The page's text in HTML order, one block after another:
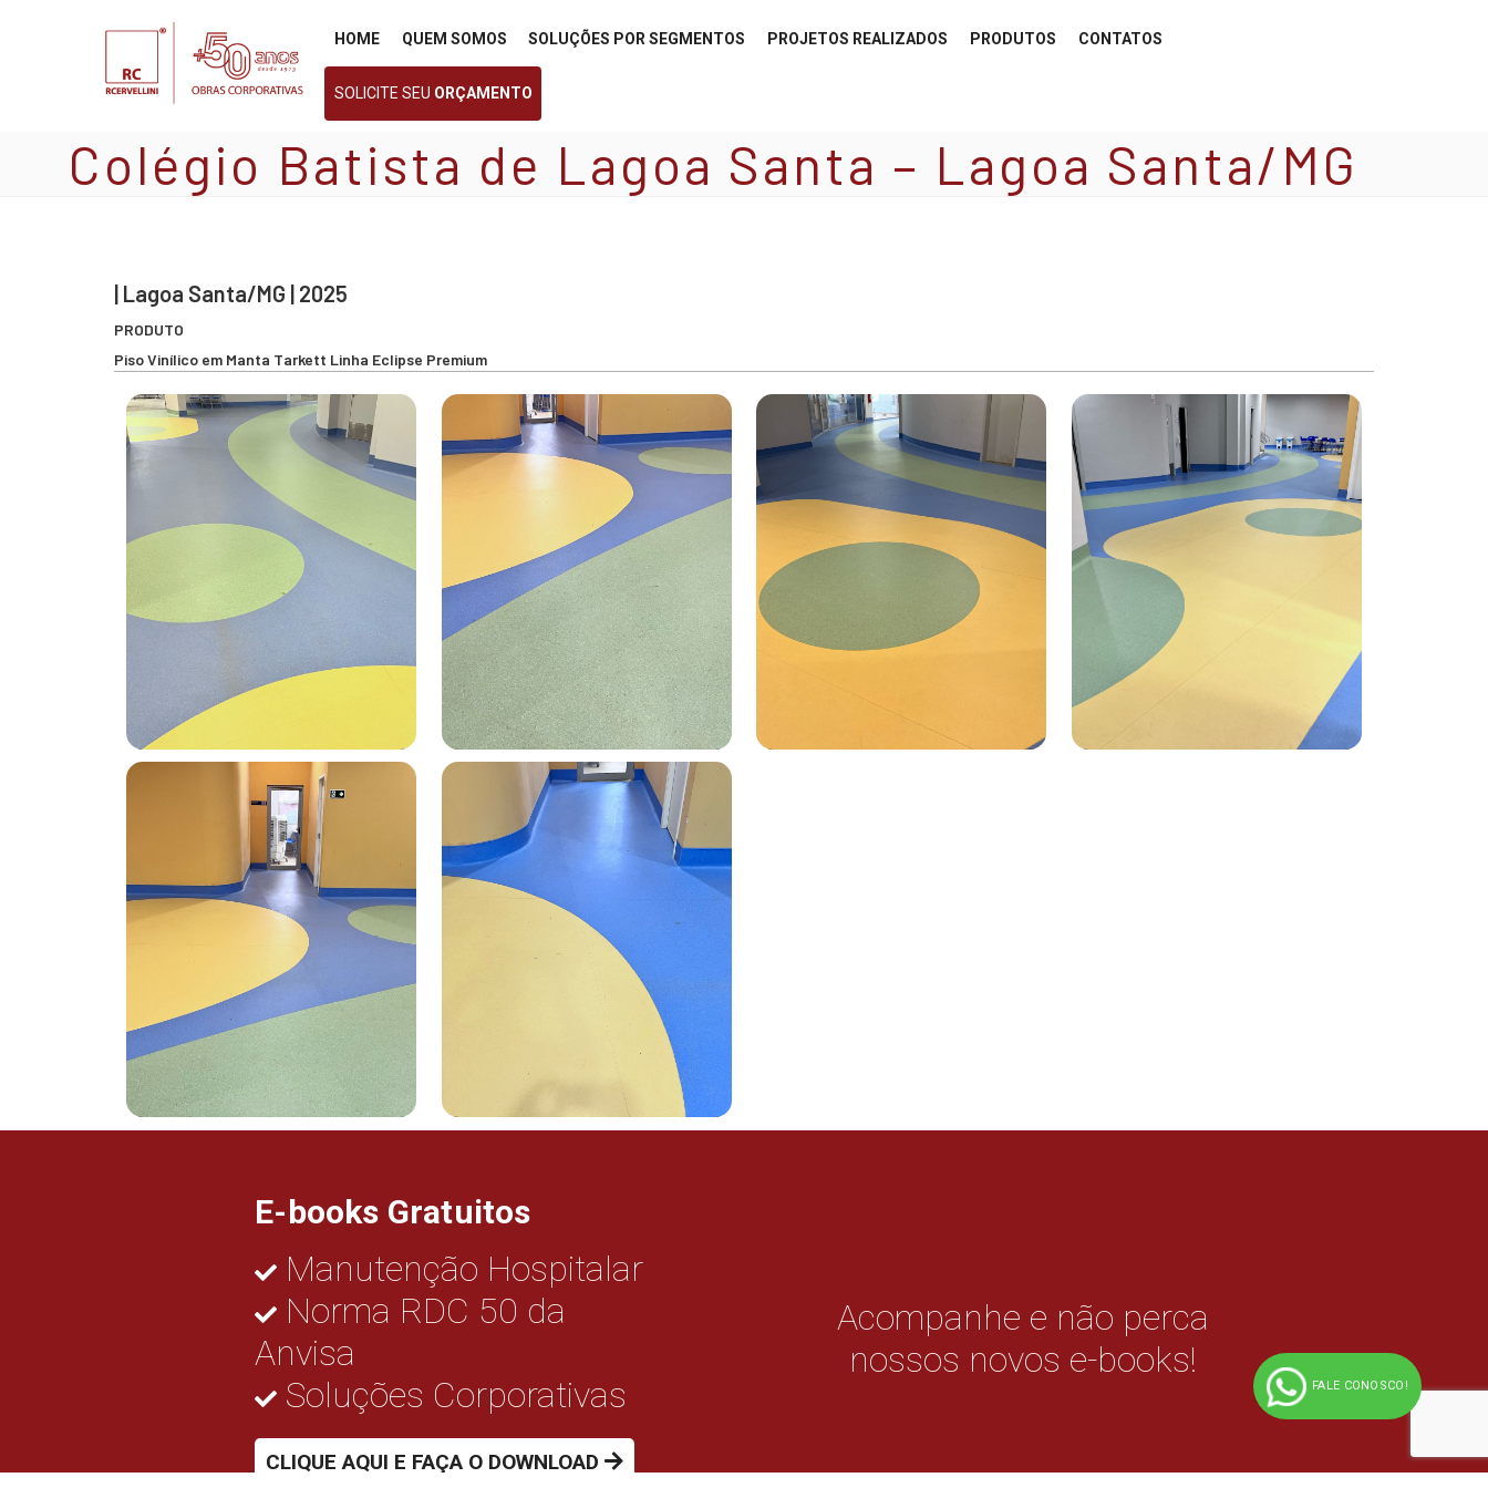
HOME QUEM SOMOS SOLUÇÕES POR SEGMENTOS PROJETOS REALIZADOS PRODUTOS CONTATOS
SOLICITE SEU ORÇAMENTO
FALE CONOSCO!
Colégio Batista de Lagoa Santa – Lagoa Santa/MG
| Lagoa Santa/MG | 2025
PRODUTO
Piso Vinílico em Manta Tarkett Linha Eclipse Premium
E-books Gratuitos
Manutenção Hospitalar
Norma RDC 50 da
Anvisa
Soluções Corporativas
CLIQUE AQUI E FAÇA O DOWNLOAD
Acompanhe e não perca
nossos novos e-books!